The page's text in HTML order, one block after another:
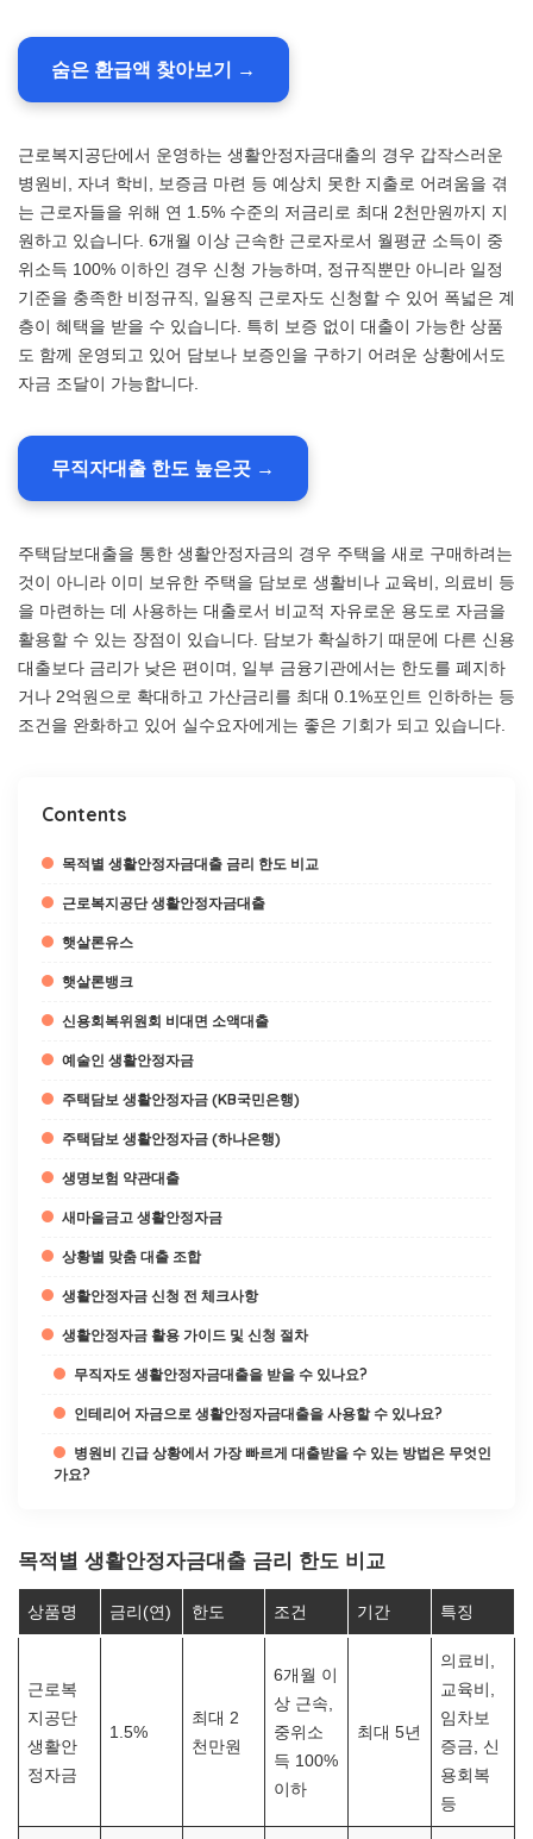
숨은 환급액 찾아보기 →
근로복지공단에서 운영하는 생활안정자금대출의 경우 갑작스러운
병원비, 자녀 학비, 보증금 마련 등 예상치 못한 지출로 어려움을 겪
는 근로자들을 위해 연 1.5% 수준의 저금리로 최대 2천만원까지 지
원하고 있습니다. 6개월 이상 근속한 근로자로서 월평균 소득이 중
위소득 100% 이하인 경우 신청 가능하며, 정규직뿐만 아니라 일정
기준을 충족한 비정규직, 일용직 근로자도 신청할 수 있어 폭넓은 계
층이 혜택을 받을 수 있습니다. 특히 보증 없이 대출이 가능한 상품
도 함께 운영되고 있어 담보나 보증인을 구하기 어려운 상황에서도
자금 조달이 가능합니다.
무직자대출 한도 높은곳 →
주택담보대출을 통한 생활안정자금의 경우 주택을 새로 구매하려는
것이 아니라 이미 보유한 주택을 담보로 생활비나 교육비, 의료비 등
을 마련하는 데 사용하는 대출로서 비교적 자유로운 용도로 자금을
활용할 수 있는 장점이 있습니다. 담보가 확실하기 때문에 다른 신용
대출보다 금리가 낮은 편이며, 일부 금융기관에서는 한도를 폐지하
거나 2억원으로 확대하고 가산금리를 최대 0.1%포인트 인하하는 등
조건을 완화하고 있어 실수요자에게는 좋은 기회가 되고 있습니다.
Contents
목적별 생활안정자금대출 금리 한도 비교
근로복지공단 생활안정자금대출
햇살론유스
햇살론뱅크
신용회복위원회 비대면 소액대출
예술인 생활안정자금
주택담보 생활안정자금 (KB국민은행)
주택담보 생활안정자금 (하나은행)
생명보험 약관대출
새마을금고 생활안정자금
상황별 맞춤 대출 조합
생활안정자금 신청 전 체크사항
생활안정자금 활용 가이드 및 신청 절차
무직자도 생활안정자금대출을 받을 수 있나요?
인테리어 자금으로 생활안정자금대출을 사용할 수 있나요?
병원비 긴급 상황에서 가장 빠르게 대출받을 수 있는 방법은 무엇인
가요?
목적별 생활안정자금대출 금리 한도 비교
상품명 금리(연) 한도 조건 기간 특징
근로복
지공단
생활안
정자금
1.5%
최대 2
천만원
6개월 이
상 근속,
중위소
득 100%
이하
최대 5년
의료비,
교육비,
임차보
증금, 신
용회복
등